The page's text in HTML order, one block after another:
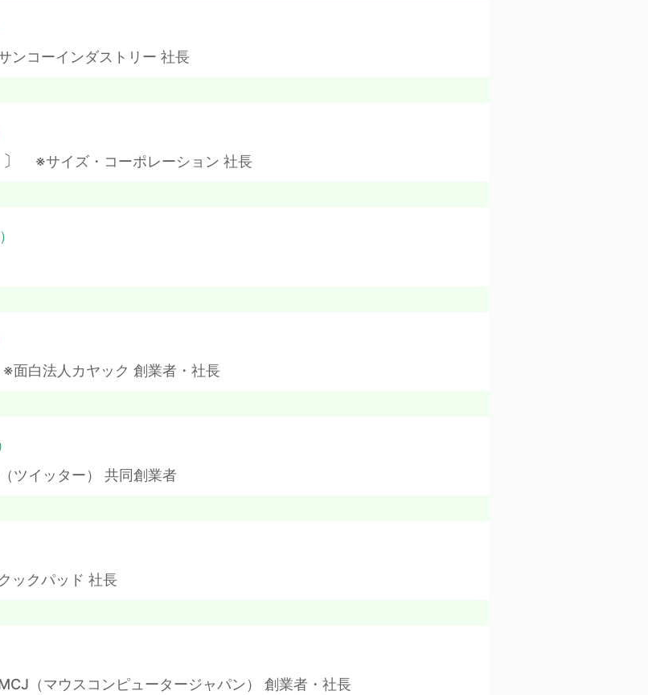
ンコーインダストリー 社長
〕 ※サイズ・コーポレーション 社長
※面白法人カヤック 創業者・社長
ツイッター） 共同創業者
ックパッド 社長
（マウスコンピュータージャパン） 創業者・社長